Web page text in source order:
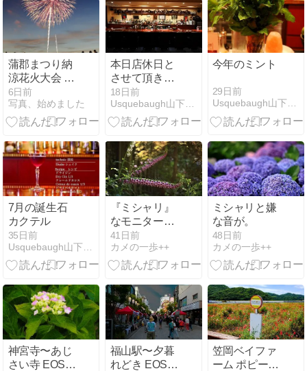
蒲郡まつり納
涼花火大会 そ
の４
6日前
写真、始めました
本日店休日と
させて頂きま
す
18日前
Usquebaugh山下克美Blog
今年のミント
29日前
Usquebaugh山下克美Blog
7月の誕生石
カクテル
35日前
Usquebaugh山下克美Blog
『ミシャリ』
なモニターの
その後。
41日前
カメの一歩++
ミシャリと嫌
な音が。
48日前
カメの一歩++
神宮寺〜あじ
さい寺 EOS
福山駅〜夕暮
れどき EOS
笠岡ベイファ
ーム ポピー